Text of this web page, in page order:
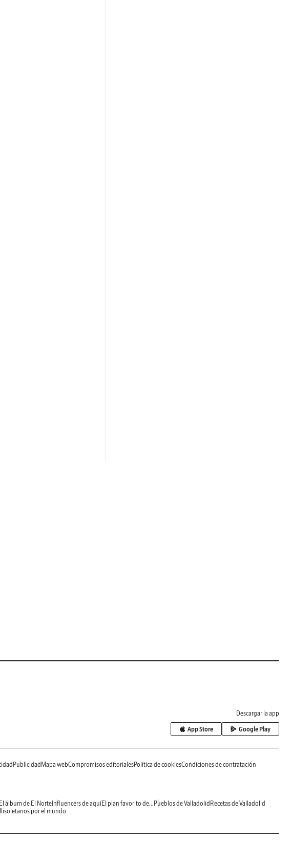
Descargar la app
App Store Google Play
Publicidad Mapa webCompromisos editorialesPolítica de cookiesCondiciones de contratación
El álbum de El NorteInfluencers de aquíEl plan favorito de... Pueblos de Valladolid Recetas de Valladolid
por el mundo